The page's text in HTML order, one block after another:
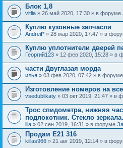
Блок 1,8
vitlia » 26 май 2020, 17:30 » в форуме
Куплю кузовные запчасли
AndreiI* » 28 мар 2020, 17:47 » в
Куплю уплотнители дверей
Георгий123 » 12 фев 2020, 15:28 » в
части Двуглазая морда
илья » 03 фев 2020, 07:42 » в форуме
Изготовление номеров на
vsedublikaty » 03 окт 2019, 21:47 » в
Трос спидометра, нижняя
подлокотник. Стекло зеркала.
ilia » 02 сен 2019, 16:31 » в форуме
Продам E21 316
killas966 » 21 авг 2019, 12:14 » в